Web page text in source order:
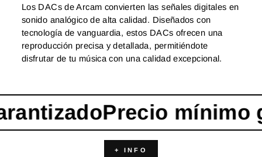
Los DACs de Arcam convierten las señales digitales en
sonido analógico de alta calidad. Diseñados con
tecnología de vanguardia, estos DACs ofrecen una
reproducción precisa y detallada, permitiéndote
disfrutar de tu música con una calidad excepcional.
Precio mínimo
+ INFO